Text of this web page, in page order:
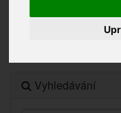
Vyhledávání